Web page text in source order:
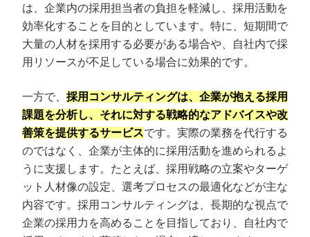
プロに無料相談をする 会社概要資料をダウ
StockSun株式会社 〒160-0023 東京都新宿区西新宿3丁目8番3号 新都心
サイトマップ プライバシーポリシー
は、企業内の採用担当者の負担を軽減し、採用活動を
効率化することを目的としています。特に、短期間で
大量の人材を採用する必要がある場合や、自社内で採
用リソースが不足している場合に効果的です。
一方で、 採用コンサルティングは、企業が抱える採用
課題を分析し、それに対する戦略的なアドバイスや改
善策を提供するサービスです。実際の業務を代行する
のではなく、企業が主体的に採用活動を進められるよ
うに支援します。たとえば、採用戦略の立案やターゲ
ット人材像の設定、選考プロセスの最適化などが主な
内容です。採用コンサルティングは、長期的な視点で
企業の採用力を高めることを目指しており、自社内で